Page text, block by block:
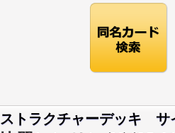
ストラクチャーデッキ サ